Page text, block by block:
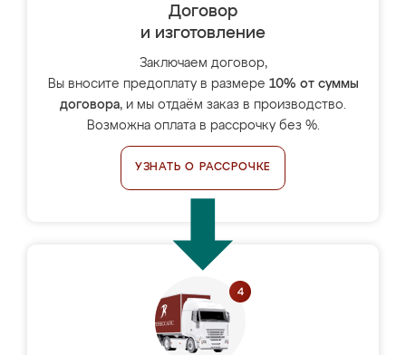
Договор
и изготовление
Заключаем договор,
Вы вносите предоплату в размере 10% от суммы
договора, и мы отдаём заказ в производство.
Возможна оплата в рассрочку без %.
УЗНАТЬ О РАССРОЧКЕ